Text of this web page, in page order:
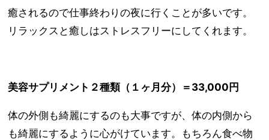
癒されるので仕事終わりの夜に行くことが多いです。
リラックスと癒しはストレスフリーにしてくれます。
美容サプリメント２種類（１ヶ月分）＝33,000円
体の外側も綺麗にするのも大事ですが、体の内側から
も綺麗にするように心がけています。もちろん食べ物